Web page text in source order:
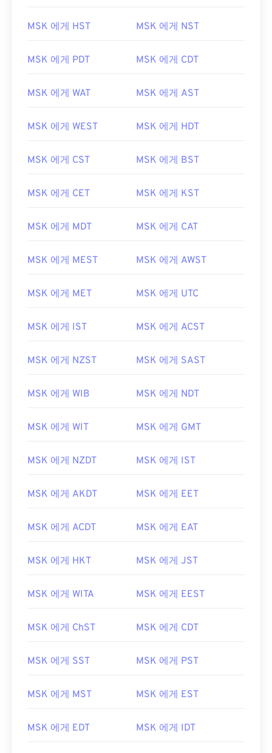
MSK 에게 HST MSK 에게 NST
MSK 에게 PDT MSK 에게 CDT
MSK 에게 WAT MSK 에게 AST
MSK 에게 WEST MSK 에게 HDT
MSK 에게 CST MSK 에게 BST
MSK 에게 CET MSK 에게 KST
MSK 에게 MDT MSK 에게 CAT
MSK 에게 MEST MSK 에게 AWST
MSK 에게 MET MSK 에게 UTC
MSK 에게 IST MSK 에게 ACST
MSK 에게 NZST MSK 에게 SAST
MSK 에게 WIB MSK 에게 NDT
MSK 에게 WIT MSK 에게 GMT
MSK 에게 NZDT MSK 에게 IST
MSK 에게 AKDT MSK 에게 EET
MSK 에게 ACDT MSK 에게 EAT
MSK 에게 HKT MSK 에게 JST
MSK 에게 WITA MSK 에게 EEST
MSK 에게 ChST MSK 에게 CDT
MSK 에게 SST MSK 에게 PST
MSK 에게 MST MSK 에게 EST
MSK 에게 EDT MSK 에게 IDT